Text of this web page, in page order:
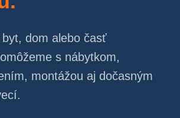
dom alebo časť
s nábytkom,
montážou aj dočasným